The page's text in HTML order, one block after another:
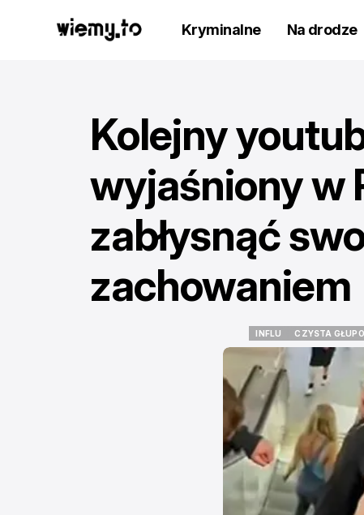
Kryminalne Na drodze
Kolejny
wyjaśniony w
zabłysnąć
zachowaniem
INFLU CZYSTA